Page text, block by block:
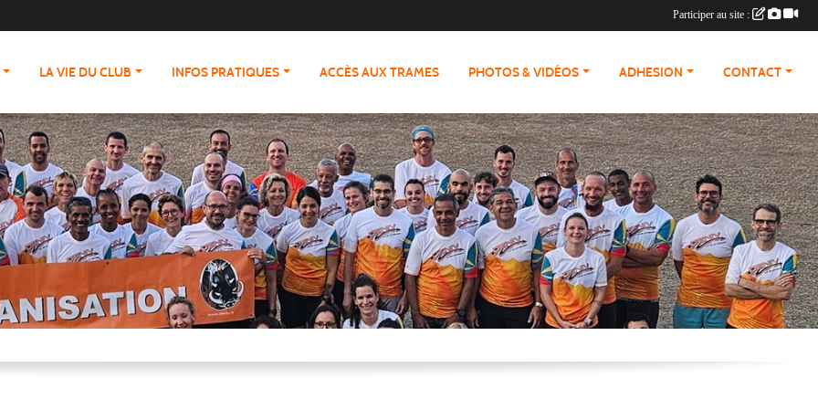
LA VIE DU CLUB INFOS PRATIQUES ACCÈS AUX TRAMES PHOTOS & VIDÉOS ADHESION CONTACT
Participer au site :